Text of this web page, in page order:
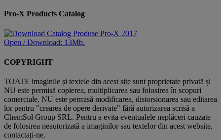
Pro-X Products Catalog
Open / Download: 13Mb.
COPYRIGHT
TOATE imaginile și textele din acest site sunt proprietate privată și
NU este permisă copierea, multiplicarea sau folosirea în scopuri
comerciale, NU este permisă modificarea, distorsionarea sau editarea
lor pentru "crearea de opere derivate" fără autorizarea scrisă a
ChemSol Group SRL. Pentru a evita eventualele neplăceri cauzate
de folosirea neautorizată a imaginilor sau textelor din acest website,
contactați-ne.